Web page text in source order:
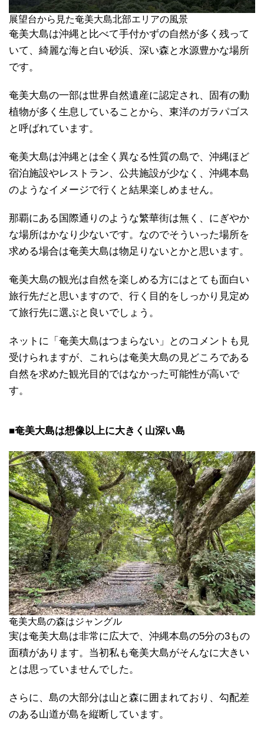
展望台から見た奄美大島北部エリアの風景
奄美大島は沖縄と比べて手付かずの自然が多く残って
いて、綺麗な海と白い砂浜、深い森と水源豊かな場所
です。
奄美大島の一部は世界自然遺産に認定され、固有の動
植物が多く生息していることから、東洋のガラパゴス
と呼ばれています。
奄美大島は沖縄とは全く異なる性質の島で、沖縄ほど
宿泊施設やレストラン、公共施設が少なく、沖縄本島
のようなイメージで行くと結果楽しめません。
那覇にある国際通りのような繁華街は無く、にぎやか
な場所はかなり少ないです。なのでそういった場所を
求める場合は奄美大島は物足りないとかと思います。
奄美大島の観光は自然を楽しめる方にはとても面白い
旅行先だと思いますので、行く目的をしっかり見定め
て旅行先に選ぶと良いでしょう。
ネットに「奄美大島はつまらない」とのコメントも見
受けられますが、これらは奄美大島の見どころである
自然を求めた観光目的ではなかった可能性が高いで
す。
■奄美大島は想像以上に大きく山深い島
奄美大島の森はジャングル
実は奄美大島は非常に広大で、沖縄本島の5分の3もの
面積があります。当初私も奄美大島がそんなに大きい
とは思っていませんでした。
さらに、島の大部分は山と森に囲まれており、勾配差
のある山道が島を縦断しています。